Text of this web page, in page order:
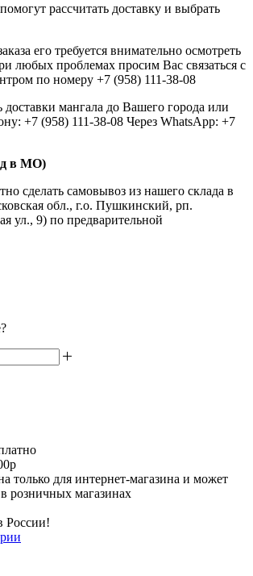
рассчитать доставку и выбрать
его требуется внимательно осмотреть
любых проблемах просим Вас связаться с
по номеру +7 (958) 111-38-08
доставки мангала до Вашего города или
+7 (958) 111-38-08 Через WhatsApp: +7
в МО)
сделать самовывоз из нашего склада в
обл., г.о. Пушкинский, рп.
ул., 9) по предварительной
только для интернет-магазина и может
розничных магазинах
России!